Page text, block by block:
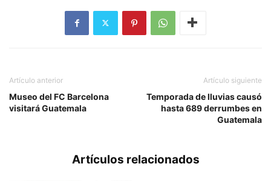
Artículo anterior
Museo del FC Barcelona
visitará Guatemala
Artículo siguiente
Temporada de lluvias causó
hasta 689 derrumbes en
Guatemala
Artículos relacionados